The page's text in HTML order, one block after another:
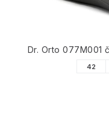
Dr. Orto 077M001
42